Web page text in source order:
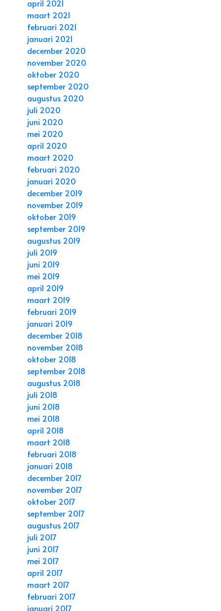
april 2021
maart 2021
februari 2021
januari 2021
december 2020
november 2020
oktober 2020
september 2020
augustus 2020
juli 2020
juni 2020
mei 2020
april 2020
maart 2020
februari 2020
januari 2020
december 2019
november 2019
oktober 2019
september 2019
augustus 2019
juli 2019
juni 2019
mei 2019
april 2019
maart 2019
februari 2019
januari 2019
december 2018
november 2018
oktober 2018
september 2018
augustus 2018
juli 2018
juni 2018
mei 2018
april 2018
maart 2018
februari 2018
januari 2018
december 2017
november 2017
oktober 2017
september 2017
augustus 2017
juli 2017
juni 2017
mei 2017
april 2017
maart 2017
februari 2017
januari 2017